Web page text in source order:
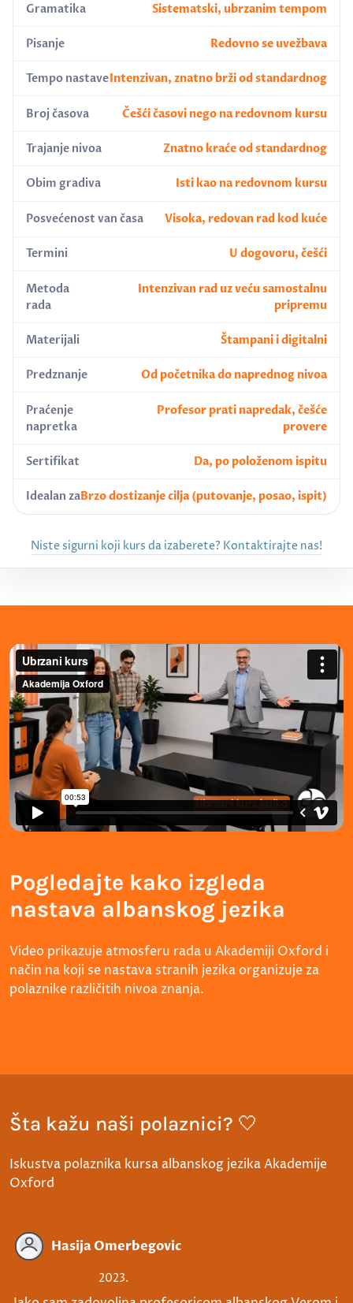
Gramatika Sistematski, ubrzanim tempom
Pisanje Redovno se uvežbava
Tempo nastaveIntenzivan, znatno brži od standardnog
Broj časova Češći časovi nego na redovnom kursu
Trajanje nivoa Znatno kraće od standardnog
Obim gradiva Isti kao na redovnom kursu
Posvećenost van časa Visoka, redovan rad kod kuće
Termini U dogovoru, češći
Metoda
rada
Intenzivan rad uz veću samostalnu
pripremu
Materijali Štampani i digitalni
Predznanje Od početnika do naprednog nivoa
Praćenje
napretka
Profesor prati napredak, češće
provere
Sertifikat Da, po položenom ispitu
Idealan zaBrzo dostizanje cilja (putovanje, posao, ispit)
Niste sigurni koji kurs da izaberete? Kontaktirajte nas!
Pogledajte kako izgleda
nastava albanskog jezika
Video prikazuje atmosferu rada u Akademiji Oxford i
način na koji se nastava stranih jezika organizuje za
polaznike različitih nivoa znanja.
Šta kažu naši polaznici? 🤍
Iskustva polaznika kursa albanskog jezika Akademije
Oxford
Hasija Omerbegovic
2023.